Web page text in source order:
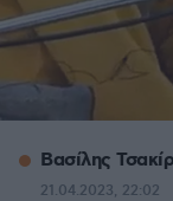
Βασίλης
21.04.2023, 22:02